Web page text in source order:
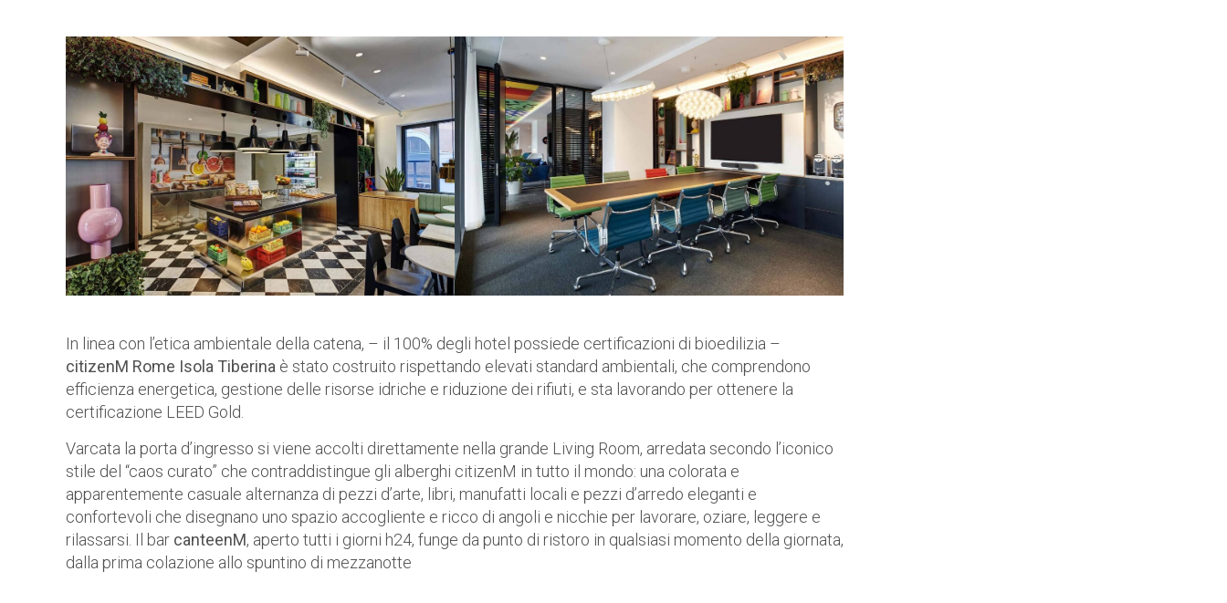
In linea con l’etica ambientale della catena, – il 100% degli hotel possiede certificazioni di bioedilizia –
citizenM Rome Isola Tiberina è stato costruito rispettando elevati standard ambientali, che comprendono
efficienza energetica, gestione delle risorse idriche e riduzione dei rifiuti, e sta lavorando per ottenere la
certificazione LEED Gold.
Varcata la porta d’ingresso si viene accolti direttamente nella grande Living Room, arredata secondo l’iconico
stile del “caos curato” che contraddistingue gli alberghi citizenM in tutto il mondo: una colorata e
apparentemente casuale alternanza di pezzi d’arte, libri, manufatti locali e pezzi d’arredo eleganti e
confortevoli che disegnano uno spazio accogliente e ricco di angoli e nicchie per lavorare, oziare, leggere e
rilassarsi. Il bar canteenM, aperto tutti i giorni h24, funge da punto di ristoro in qualsiasi momento della giornata,
dalla prima colazione allo spuntino di mezzanotte